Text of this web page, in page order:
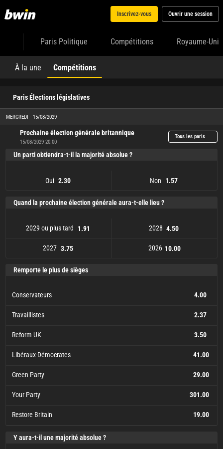
Inscrivez-vous Ouvrir une session
Paris Politique Compétitions Royaume-Uni
À la une Compétitions
Paris Élections législatives
MERCREDI - 15/08/2029
Prochaine élection générale britannique
15/08/2029 20:00
Tous les paris
Un parti obtiendra-t-il la majorité absolue ?
Oui 2.30 Non 1.57
Oui 2.30 Non
Quand la prochaine élection générale aura-t-elle lieu ?
2029 ou plus tard 1.91 2028 4.50
2027 3.75 2026 10.00
2029 ou plus tard 1.91
2027 3.75
Remporte le plus de sièges
Conservateurs 4.00
Travaillistes 2.37
Reform UK 3.50
Libéraux-Démocrates 41.00
Green Party 29.00
Your Party 301.00
Restore Britain 19.00
Conservateurs
Travaillistes
Reform UK
Libéraux-Démocrates
Green Party
Your Party
Restore Britain
Y aura-t-il une majorité absolue ?